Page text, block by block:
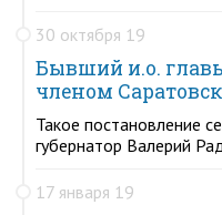
30 октября 19
Бывший и.о.
членом
Такое постановление
губернатор Валерий
17 января 19